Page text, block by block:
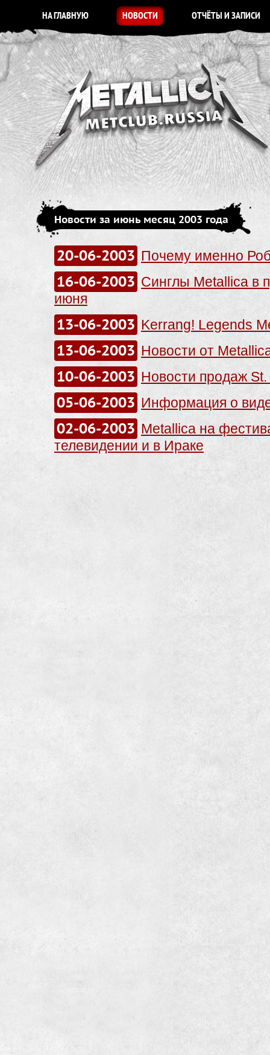
НА ГЛАВНУЮ НОВОСТИ ОТЧЁТЫ И ЗАПИСИ
Новости за июнь месяц 2003 года
20-06-2003 Почему именно
16-06-2003 Синглы Metallica в
июня
13-06-2003 Kerrang! Legends
13-06-2003 Новости от
10-06-2003 Новости продаж
05-06-2003 Информация о
02-06-2003 Metallica на
телевидении и в Ираке